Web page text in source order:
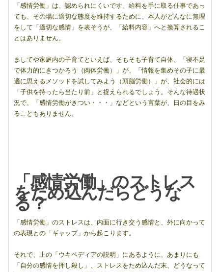
「感情労働」は、認められにくいです。給料を手に取る仕事であっ
ても、その場に適切な態度を維持するために、本人がどんなに無理
をして「適切な感情」を表そうが、「給料内容」へと換算されるこ
とはありません。
ましてや家庭内の子育てといえば、そもそも子育て自体、「寝不足
で体力的にきつかろう（肉体労働）」が、「情報を集めその子に最
適に思えるメソッドを試してみよう（頭脳労働）」が、社会的には
「子供を持ったら当たり前」と捉えられるでしょう。そんな待遇状
況で、「感情労働がきつい・・・」などという言葉が、日の目をみ
ることもありません。
「感情労働」のストレス
をため込んだらどうな
る？
「感情労働」のストレスは、内面に行き交う感情と、外に向かって
の表現との「ギャップ」から起こります。
それで、上の「ウキペディアの説明」にあるように、あまりにも
「自分の感情を押し殺し」、ストレスをため込んだ末、どうなって